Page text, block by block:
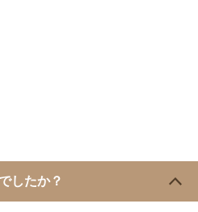
したか？